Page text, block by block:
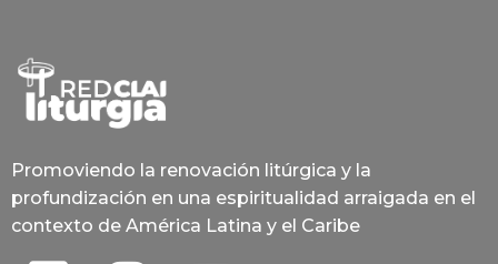
Promoviendo la renovación litúrgica y la
profundización en una espiritualidad arraigada en el
contexto de América Latina y el Caribe